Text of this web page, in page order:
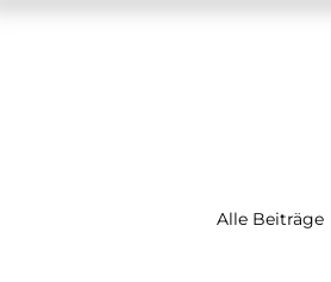
Alle Beiträge